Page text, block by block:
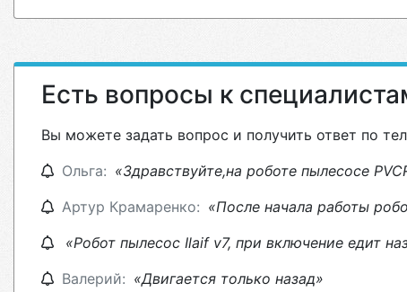
Есть вопросы к
Вы можете задать вопрос и получить ответ по
Ольга: «Здравствуйте,на роботе пылесосе
Артур Крамаренко: «После начала работы
«Робот пылесос Ilaif v7, при включение едит
Валерий: «Двигается только назад»